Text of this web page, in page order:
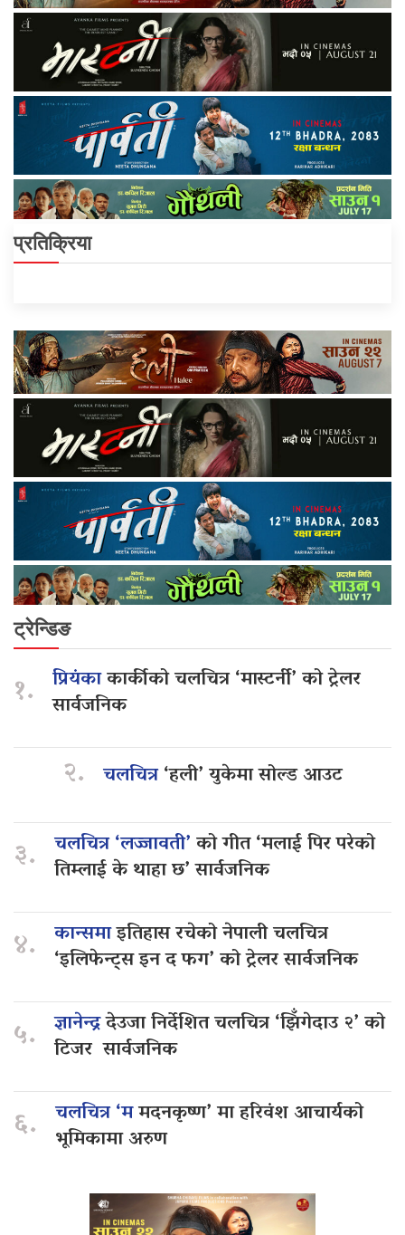
प्रतिक्रिया
ट्रेन्डिङ
१. प्रियंकाकार्कीको चलचित्र ‘मास्टर्नी’ को ट्रेलर
सार्वजनिक
२. चलचित्र‘हली’ युकेमा सोल्ड आउट
३. चलचित्र ‘लज्जावती’को गीत ‘मलाई पिर परेको
तिम्लाई के थाहा छ’ सार्वजनिक
४. कान्समाइतिहास रचेको नेपाली चलचित्र
‘इलिफेन्ट्स इन द फग’ को ट्रेलर सार्वजनिक
५. ज्ञानेन्द्रदेउजा निर्देशित चलचित्र ‘झिँगेदाउ २’ को
टिजर सार्वजनिक
६. चलचित्र ‘ममदनकृष्ण’ मा हरिवंश आचार्यको
भूमिकामा अरुण